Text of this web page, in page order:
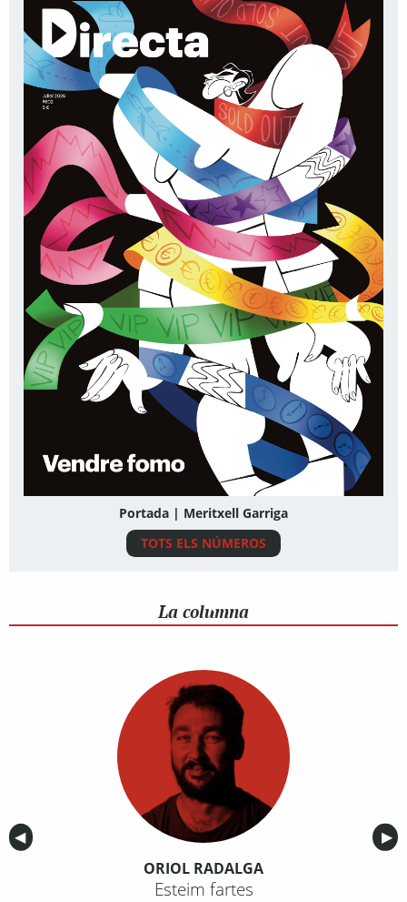
Portada | Meritxell Garriga
TOTS ELS NÚMEROS
La columna
Anterior
◀︎ ▶︎
ORIOL RADALGA
Esteim fartes